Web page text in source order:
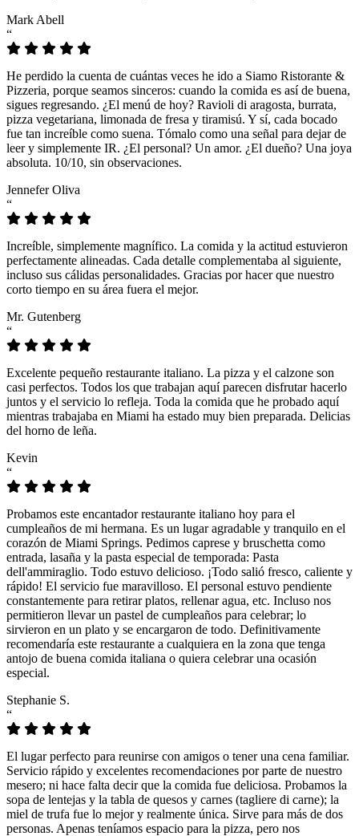
Mark Abell
“
He perdido la cuenta de cuántas veces he ido a Siamo Ristorante &
Pizzeria, porque seamos sinceros: cuando la comida es así de buena,
sigues regresando. ¿El menú de hoy? Ravioli di aragosta, burrata,
pizza vegetariana, limonada de fresa y tiramisú. Y sí, cada bocado
fue tan increíble como suena. Tómalo como una señal para dejar de
leer y simplemente IR. ¿El personal? Un amor. ¿El dueño? Una joya
absoluta. 10/10, sin observaciones.
Jennefer Oliva
“
Increíble, simplemente magnífico. La comida y la actitud estuvieron
perfectamente alineadas. Cada detalle complementaba al siguiente,
incluso sus cálidas personalidades. Gracias por hacer que nuestro
corto tiempo en su área fuera el mejor.
Mr. Gutenberg
“
Excelente pequeño restaurante italiano. La pizza y el calzone son
casi perfectos. Todos los que trabajan aquí parecen disfrutar hacerlo
juntos y el servicio lo refleja. Toda la comida que he probado aquí
mientras trabajaba en Miami ha estado muy bien preparada. Delicias
del horno de leña.
Kevin
“
Probamos este encantador restaurante italiano hoy para el
cumpleaños de mi hermana. Es un lugar agradable y tranquilo en el
corazón de Miami Springs. Pedimos caprese y bruschetta como
entrada, lasaña y la pasta especial de temporada: Pasta
dell'ammiraglio. Todo estuvo delicioso. ¡Todo salió fresco, caliente y
rápido! El servicio fue maravilloso. El personal estuvo pendiente
constantemente para retirar platos, rellenar agua, etc. Incluso nos
permitieron llevar un pastel de cumpleaños para celebrar; lo
sirvieron en un plato y se encargaron de todo. Definitivamente
recomendaría este restaurante a cualquiera en la zona que tenga
antojo de buena comida italiana o quiera celebrar una ocasión
especial.
Stephanie S.
“
El lugar perfecto para reunirse con amigos o tener una cena familiar.
Servicio rápido y excelentes recomendaciones por parte de nuestro
mesero; ni hace falta decir que la comida fue deliciosa. Probamos la
sopa de lentejas y la tabla de quesos y carnes (tagliere di carne); la
miel de trufa fue lo mejor y realmente única. Sirve para más de dos
personas. Apenas teníamos espacio para la pizza, pero nos